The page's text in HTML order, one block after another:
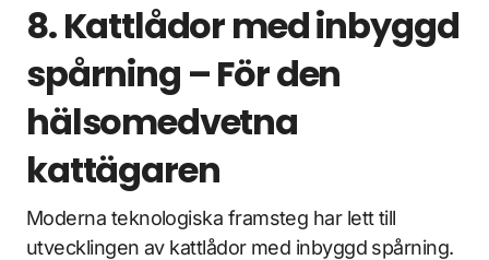
8. Kattlådor med inbyggd
spårning – För den
hälsomedvetna
kattägaren
Moderna teknologiska framsteg har lett till
utvecklingen av kattlådor med inbyggd spårning.